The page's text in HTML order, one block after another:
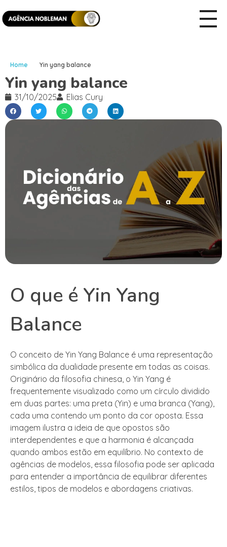
Home Yin yang balance
Yin yang balance
31/10/2025 Elias Cury
O que é Yin Yang
Balance
O conceito de Yin Yang Balance é uma representação
simbólica da dualidade presente em todas as coisas.
Originário da filosofia chinesa, o Yin Yang é
frequentemente visualizado como um círculo dividido
em duas partes: uma preta (Yin) e uma branca (Yang),
cada uma contendo um ponto da cor oposta. Essa
imagem ilustra a ideia de que opostos são
interdependentes e que a harmonia é alcançada
quando ambos estão em equilíbrio. No contexto de
agências de modelos, essa filosofia pode ser aplicada
para entender a importância de equilibrar diferentes
estilos, tipos de modelos e abordagens criativas.